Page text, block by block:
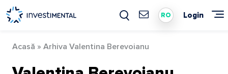
Skip
to
content
RO Login
Acasă » Arhiva Valentina Berevoianu